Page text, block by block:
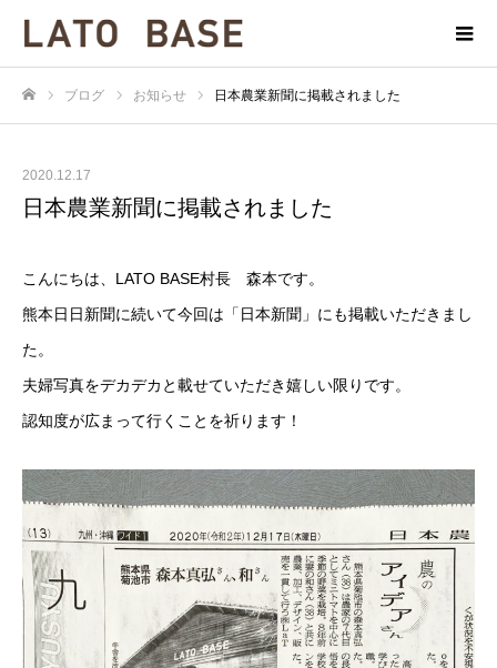
ブログ お知らせ 日本農業新聞に掲載されました
2020.12.17
日本農業新聞に掲載されました
こんにちは、LATO BASE村長 森本です。
熊本日日新聞に続いて今回は「日本新聞」にも掲載いただきまし
た。
夫婦写真をデカデカと載せていただき嬉しい限りです。
認知度が広まって行くことを祈ります！